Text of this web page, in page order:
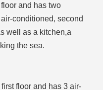
and has two
air-conditioned, second
well as a kitchen,a
the sea.
first floor and has 3 air-